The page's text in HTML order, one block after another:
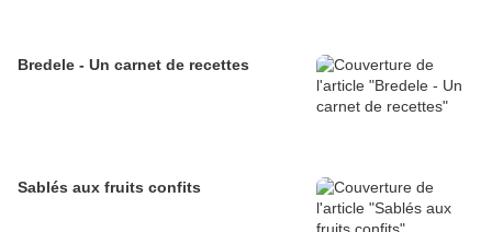
Bredele - Un carnet de recettes
Sablés aux fruits confits